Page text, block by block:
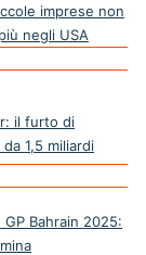
imprese non
negli USA
il furto di
1,5 miliardi
Bahrain 2025: